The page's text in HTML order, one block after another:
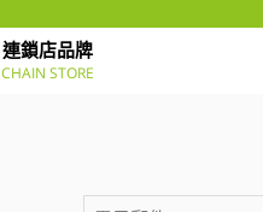
連鎖店品牌
CHAIN STORE